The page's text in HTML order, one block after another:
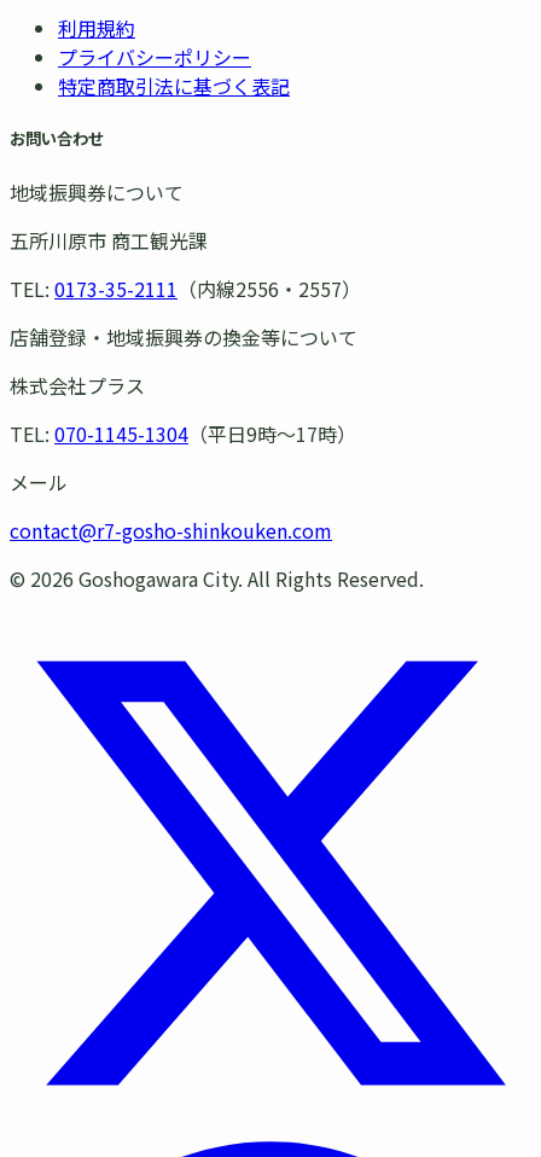
利用規約
プライバシーポリシー
特定商取引法に基づく表記
お問い合わせ
地域振興券について
五所川原市 商工観光課
TEL: 0173-35-2111 （内線2556・2557）
店舗登録・地域振興券の換金等について
株式会社プラス
TEL: 070-1145-1304 （平日9時〜17時）
メール
contact@r7-gosho-shinkouken.com
© 2026 Goshogawara City. All Rights Reserved.